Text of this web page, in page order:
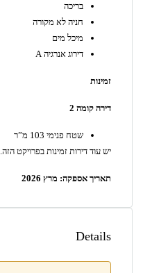
בריכה
חניה לא מקורה
מיכל מים
דירוג אנרגיה A
זמינות
דירה קומה 2
שטח פנימי 103 מ”ר
יש עוד דירות זמינות בפרויקט הזה.
תאריך אספקה: מרץ 2026
Details